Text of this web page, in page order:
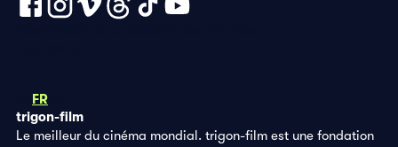
FR
trigon-film
Le meilleur du cinéma mondial. trigon-film est une fondation